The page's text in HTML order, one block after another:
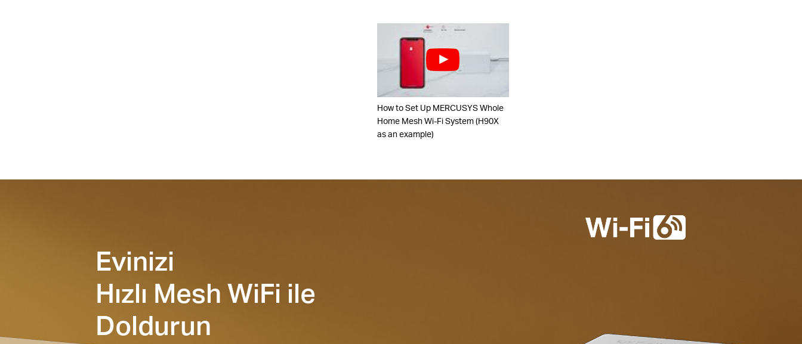
How to Set Up MERCUSYS Whole
Home Mesh Wi-Fi System (H90X
as an example)
Evinizi
Hızlı Mesh WiFi ile
Doldurun